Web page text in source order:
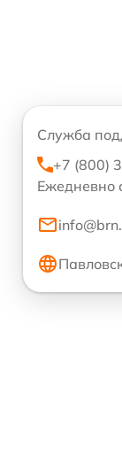
Служба
+7 (800)
Ежедневно